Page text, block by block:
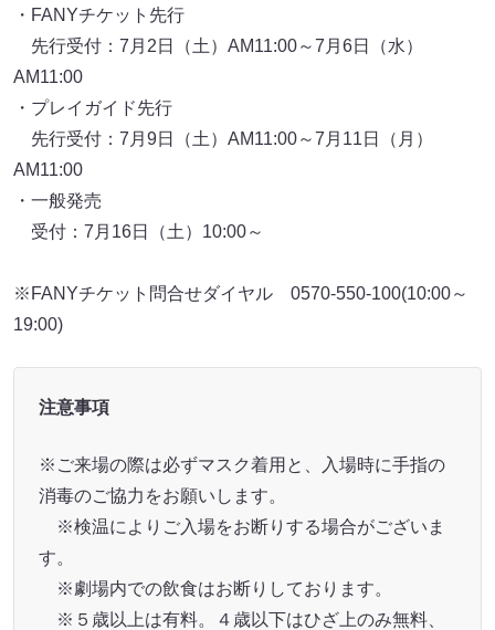
・FANYチケット先行
先行受付：7月2日（土）AM11:00～7月6日（水）
AM11:00
・プレイガイド先行
先行受付：7月9日（土）AM11:00～7月11日（月）
AM11:00
・一般発売
受付：7月16日（土）10:00～
※FANYチケット問合せダイヤル 0570-550-100(10:00～
19:00)
注意事項
※ご来場の際は必ずマスク着用と、入場時に手指の
消毒のご協力をお願いします。
※検温によりご入場をお断りする場合がございま
す。
※劇場内での飲食はお断りしております。
※５歳以上は有料。４歳以下はひざ上のみ無料、